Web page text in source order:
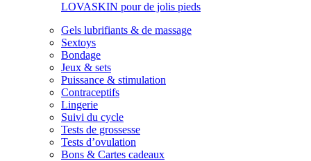
LOVASKIN pour de jolis pieds
Gels lubrifiants & de massage
Sextoys
Bondage
Jeux & sets
Puissance & stimulation
Contraceptifs
Lingerie
Suivi du cycle
Tests de grossesse
Tests d’ovulation
Bons & Cartes cadeaux